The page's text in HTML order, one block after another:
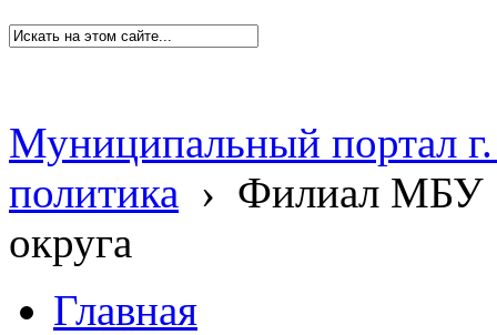
Муниципальный портал
политика › Филиал МБУ
округа
Главная